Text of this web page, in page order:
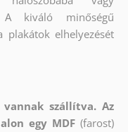
A kiváló minőségű
plakátok elhelyezését
szállítva. Az
egy MDF (farost)